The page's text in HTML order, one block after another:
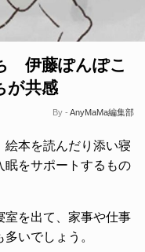
伊藤ぽんぽこ
が共感
By - AnyMaMa編集部
本を読んだり添い寝
眠をサポートするもの
室を出て、家事や仕事
いでしょう。